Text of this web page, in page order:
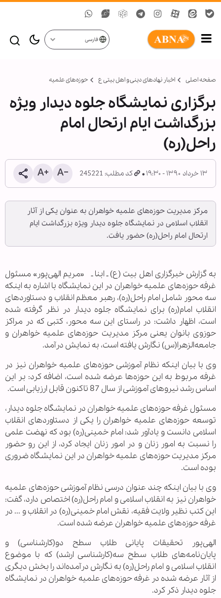
فارسی
صفحه اصلی اخبار نهادهای دینی و اهل بیتی ع حوزه‌های علمیه
برگزاری نمایشگاه جلوه دیدار ویژه
بزرگداشت ایام ارتحال امام
راحل(ره)
۱۳ خرداد ۱۳۹۰ - ۱۹:۳۰ کد مطلب: 245221
مرکز مدیریت حوزه‌های علمیه خواهران به عنوان یکی از آثار
انقلاب اسلامی در نمایشگاه جلوه دیدار ویژه بزرگداشت ایام
ارتحال امام راحل(ره) حضور یافت.
به گزارش خبرگزاری اهل بیت (ع) ـ ابنا ـ «مریم الهی‌پور» مسئول
غرفه حوزه‌های علمیه خواهران در این نمایشگاه با اشاره به اینکه
سه محور شامل امام راحل(ره)، رهبر معظم انقلاب و دستاوردهای
انقلاب امام(ره) برای نمایشگاه جلوه دیدار در نظر گرفته شده
است، اظهار داشت: در راستای این سه محور، کتبی که در مراکز
حوزوی بانوان یعنی مرکز مدیریت حوزه‌های علمیه خواهران و
جامعه‌الزهرا(س) نگارش یافته است، به نمایش درآمد.
وی با بیان اینکه نظام آموزشی حوزه‌های علمیه خواهران نیز در
غرفه مربوط به این حوزه‌ها عرضه شده است، اضافه کرد: بر این
اساس رشد نیروهای آموزشی از سال 87 تاکنون قابل ارزیابی است.
مسئول غرفه حوزه‌های علمیه خواهران در نمایشگاه جلوه دیدار،
توسعه حوزه‌های علمیه خواهران را یکی از دستاوردهای انقلاب
اسلامی دانست و یادآور شد: امام خمینی(ره) بود که نهضت علمی
را نسبت به امور زنان و در امور زنان ایجاد کرد، از این رو حضور
مرکز مدیریت حوزه‌های علمیه خواهران در این نمایشگاه ضروری
بوده است.
وی با بیان اینکه چند عنوان درسی نظام آموزشی حوزه‌های علمیه
خواهران نیز به انقلاب اسلامی و امام راحل(ره) اختصاص دارد، گفت:
این کتب نظیر ولایت فقیه، نقش امام خمینی(ره) در انقلاب و ... در
غرفه حوزه‌های علمیه خواهران عرضه شده است.
الهی‌پور تحقیقات پایانی طلاب سطح دو(کارشناسی) و
پایان‌نامه‌های طلاب سطح سه(کارشناسی ارشد) که با موضوع
انقلاب اسلامی و امام راحل(ره) به نگارش درآمده‌اند را بخش دیگری
از آثار عرضه شده در غرفه حوزه‌های علمیه خواهران در نمایشگاه
جلوه دیدار ذکر کرد.